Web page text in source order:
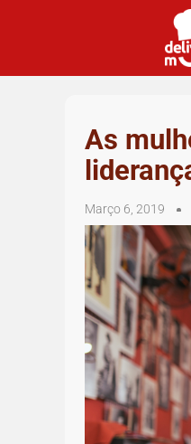
As
Março 6, 2019